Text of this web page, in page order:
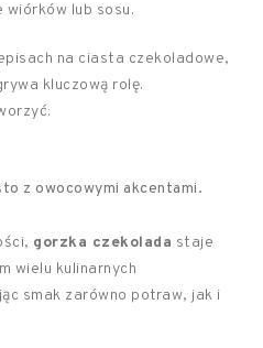
lub sosu.
na ciasta czekoladowe,
kluczową rolę.
z owocowymi akcentami.
gorzka czekolada staje
wielu kulinarnych
smak zarówno potraw, jak i